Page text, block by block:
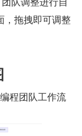
，拖拽即可调整
程团队工作流